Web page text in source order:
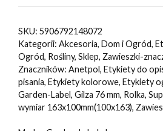
ogrodowa
1000szt
SKU: 5906792148072
Kategorii: Akcesoria, Dom i Ogród,
Ogród, Rośliny, Sklep, Zawieszki-
Znaczników: Anetpol, Etykiety do
pisania, Etykiety kolorowe, Etykiety
Garden-Label, Gilza 76 mm, Rolka,
wymiar 163x100mm(100x163),